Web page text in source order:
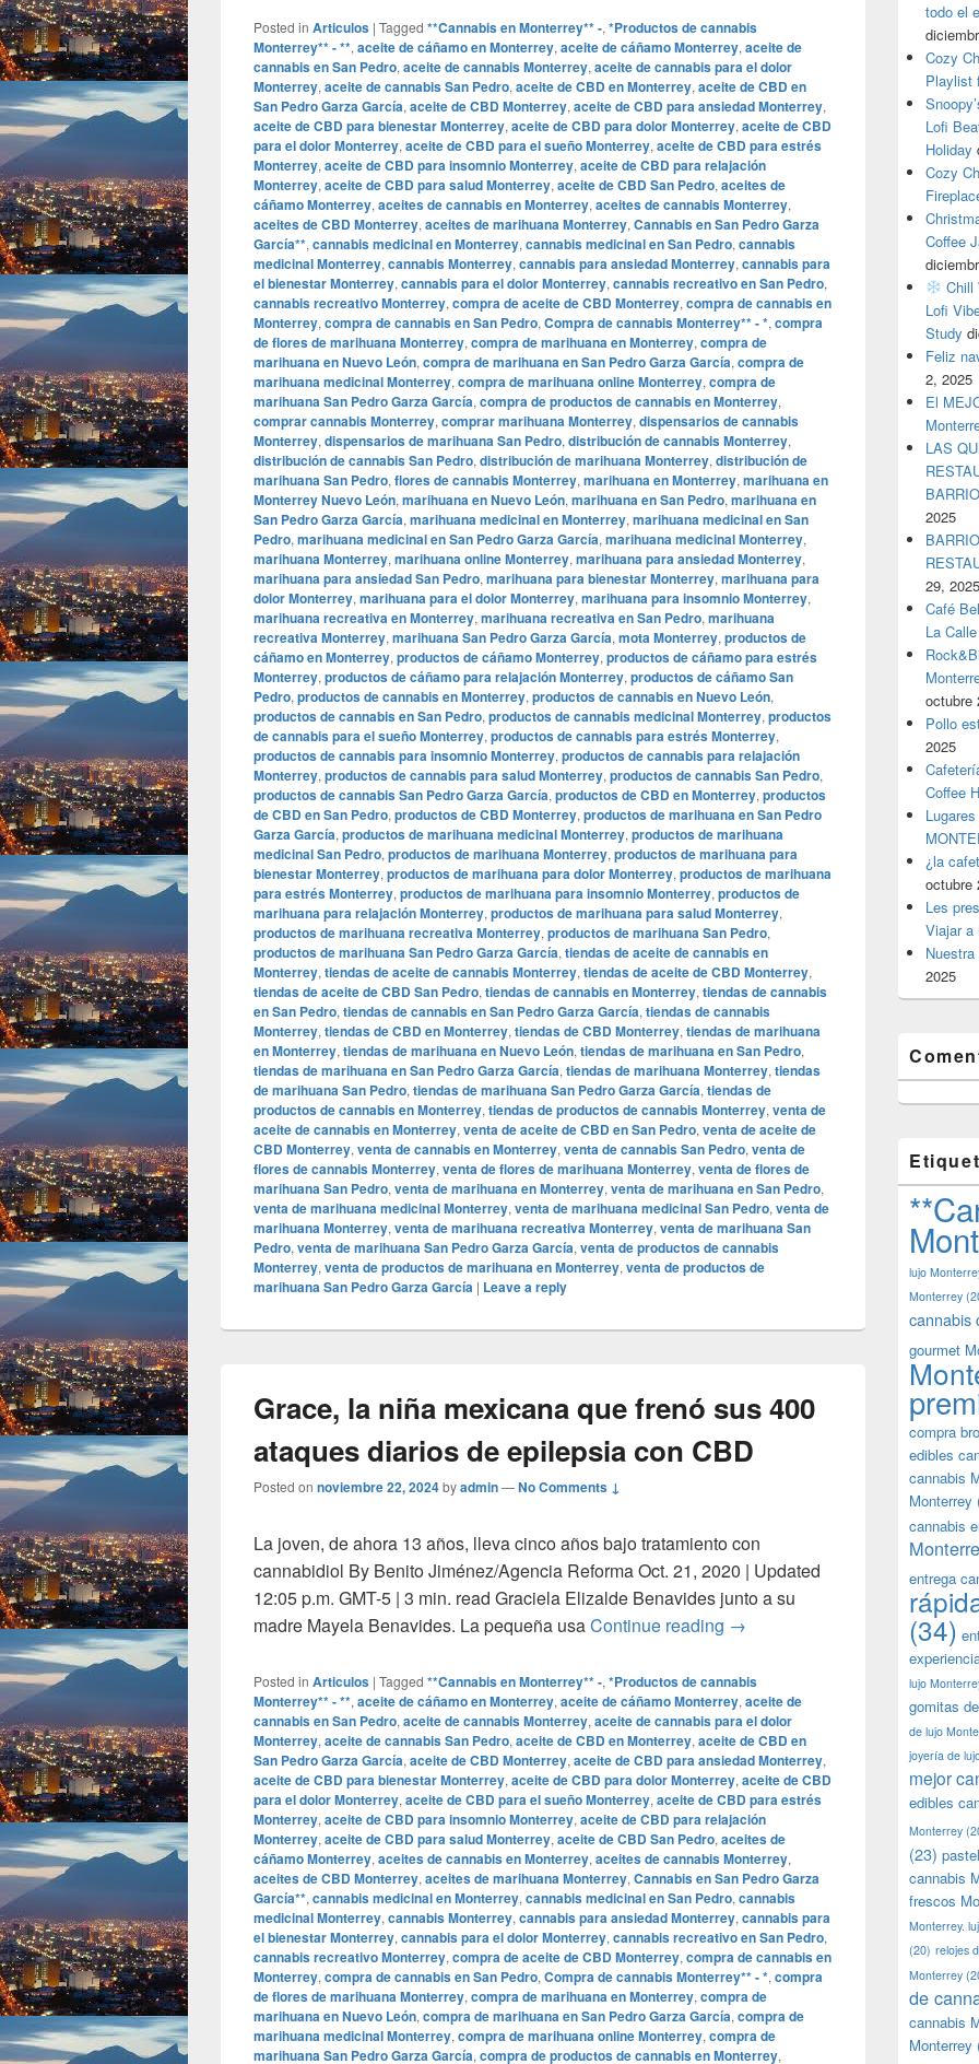
Posted in Articulos | Tagged **Cannabis en Monterrey** -, *Productos de cannabis
Monterrey** - **, aceite de cáñamo en Monterrey, aceite de cáñamo Monterrey, aceite de
cannabis en San Pedro, aceite de cannabis Monterrey, aceite de cannabis para el dolor
Monterrey, aceite de cannabis San Pedro, aceite de CBD en Monterrey, aceite de CBD en
San Pedro Garza García, aceite de CBD Monterrey, aceite de CBD para ansiedad Monterrey,
aceite de CBD para bienestar Monterrey, aceite de CBD para dolor Monterrey, aceite de CBD
para el dolor Monterrey, aceite de CBD para el sueño Monterrey, aceite de CBD para estrés
Monterrey, aceite de CBD para insomnio Monterrey, aceite de CBD para relajación
Monterrey, aceite de CBD para salud Monterrey, aceite de CBD San Pedro, aceites de
cáñamo Monterrey, aceites de cannabis en Monterrey, aceites de cannabis Monterrey,
aceites de CBD Monterrey, aceites de marihuana Monterrey, Cannabis en San Pedro Garza
García**, cannabis medicinal en Monterrey, cannabis medicinal en San Pedro, cannabis
medicinal Monterrey, cannabis Monterrey, cannabis para ansiedad Monterrey, cannabis para
el bienestar Monterrey, cannabis para el dolor Monterrey, cannabis recreativo en San Pedro,
cannabis recreativo Monterrey, compra de aceite de CBD Monterrey, compra de cannabis en
Monterrey, compra de cannabis en San Pedro, Compra de cannabis Monterrey** - *, compra
de flores de marihuana Monterrey, compra de marihuana en Monterrey, compra de
marihuana en Nuevo León, compra de marihuana en San Pedro Garza García, compra de
marihuana medicinal Monterrey, compra de marihuana online Monterrey, compra de
marihuana San Pedro Garza García, compra de productos de cannabis en Monterrey,
comprar cannabis Monterrey, comprar marihuana Monterrey, dispensarios de cannabis
Monterrey, dispensarios de marihuana San Pedro, distribución de cannabis Monterrey,
distribución de cannabis San Pedro, distribución de marihuana Monterrey, distribución de
marihuana San Pedro, flores de cannabis Monterrey, marihuana en Monterrey, marihuana en
Monterrey Nuevo León, marihuana en Nuevo León, marihuana en San Pedro, marihuana en
San Pedro Garza García, marihuana medicinal en Monterrey, marihuana medicinal en San
Pedro, marihuana medicinal en San Pedro Garza García, marihuana medicinal Monterrey,
marihuana Monterrey, marihuana online Monterrey, marihuana para ansiedad Monterrey,
marihuana para ansiedad San Pedro, marihuana para bienestar Monterrey, marihuana para
dolor Monterrey, marihuana para el dolor Monterrey, marihuana para insomnio Monterrey,
marihuana recreativa en Monterrey, marihuana recreativa en San Pedro, marihuana
recreativa Monterrey, marihuana San Pedro Garza García, mota Monterrey, productos de
cáñamo en Monterrey, productos de cáñamo Monterrey, productos de cáñamo para estrés
Monterrey, productos de cáñamo para relajación Monterrey, productos de cáñamo San
Pedro, productos de cannabis en Monterrey, productos de cannabis en Nuevo León,
productos de cannabis en San Pedro, productos de cannabis medicinal Monterrey, productos
de cannabis para el sueño Monterrey, productos de cannabis para estrés Monterrey,
productos de cannabis para insomnio Monterrey, productos de cannabis para relajación
Monterrey, productos de cannabis para salud Monterrey, productos de cannabis San Pedro,
productos de cannabis San Pedro Garza García, productos de CBD en Monterrey, productos
de CBD en San Pedro, productos de CBD Monterrey, productos de marihuana en San Pedro
Garza García, productos de marihuana medicinal Monterrey, productos de marihuana
medicinal San Pedro, productos de marihuana Monterrey, productos de marihuana para
bienestar Monterrey, productos de marihuana para dolor Monterrey, productos de marihuana
para estrés Monterrey, productos de marihuana para insomnio Monterrey, productos de
marihuana para relajación Monterrey, productos de marihuana para salud Monterrey,
productos de marihuana recreativa Monterrey, productos de marihuana San Pedro,
productos de marihuana San Pedro Garza García, tiendas de aceite de cannabis en
Monterrey, tiendas de aceite de cannabis Monterrey, tiendas de aceite de CBD Monterrey,
tiendas de aceite de CBD San Pedro, tiendas de cannabis en Monterrey, tiendas de cannabis
en San Pedro, tiendas de cannabis en San Pedro Garza García, tiendas de cannabis
Monterrey, tiendas de CBD en Monterrey, tiendas de CBD Monterrey, tiendas de marihuana
en Monterrey, tiendas de marihuana en Nuevo León, tiendas de marihuana en San Pedro,
tiendas de marihuana en San Pedro Garza García, tiendas de marihuana Monterrey, tiendas
de marihuana San Pedro, tiendas de marihuana San Pedro Garza García, tiendas de
productos de cannabis en Monterrey, tiendas de productos de cannabis Monterrey, venta de
aceite de cannabis en Monterrey, venta de aceite de CBD en San Pedro, venta de aceite de
CBD Monterrey, venta de cannabis en Monterrey, venta de cannabis San Pedro, venta de
flores de cannabis Monterrey, venta de flores de marihuana Monterrey, venta de flores de
marihuana San Pedro, venta de marihuana en Monterrey, venta de marihuana en San Pedro,
venta de marihuana medicinal Monterrey, venta de marihuana medicinal San Pedro, venta de
marihuana Monterrey, venta de marihuana recreativa Monterrey, venta de marihuana San
Pedro, venta de marihuana San Pedro Garza García, venta de productos de cannabis
Monterrey, venta de productos de marihuana en Monterrey, venta de productos de
marihuana San Pedro Garza García | Leave a reply
Grace, la niña mexicana que frenó sus 400
ataques diarios de epilepsia con CBD
Posted on noviembre 22, 2024byadmin—No Comments ↓
La joven, de ahora 13 años, lleva cinco años bajo tratamiento con
cannabidiol By Benito Jiménez/Agencia Reforma Oct. 21, 2020 | Updated
12:05 p.m. GMT-5 | 3 min. read Graciela Elizalde Benavides junto a su
madre Mayela Benavides. La pequeña usaContinue reading Grace, la niña mexicana que
→
Posted in Articulos | Tagged **Cannabis en Monterrey** -, *Productos de cannabis
Monterrey** - **, aceite de cáñamo en Monterrey, aceite de cáñamo Monterrey, aceite de
cannabis en San Pedro, aceite de cannabis Monterrey, aceite de cannabis para el dolor
Monterrey, aceite de cannabis San Pedro, aceite de CBD en Monterrey, aceite de CBD en
San Pedro Garza García, aceite de CBD Monterrey, aceite de CBD para ansiedad Monterrey,
aceite de CBD para bienestar Monterrey, aceite de CBD para dolor Monterrey, aceite de CBD
para el dolor Monterrey, aceite de CBD para el sueño Monterrey, aceite de CBD para estrés
Monterrey, aceite de CBD para insomnio Monterrey, aceite de CBD para relajación
Monterrey, aceite de CBD para salud Monterrey, aceite de CBD San Pedro, aceites de
cáñamo Monterrey, aceites de cannabis en Monterrey, aceites de cannabis Monterrey,
aceites de CBD Monterrey, aceites de marihuana Monterrey, Cannabis en San Pedro Garza
García**, cannabis medicinal en Monterrey, cannabis medicinal en San Pedro, cannabis
medicinal Monterrey, cannabis Monterrey, cannabis para ansiedad Monterrey, cannabis para
el bienestar Monterrey, cannabis para el dolor Monterrey, cannabis recreativo en San Pedro,
cannabis recreativo Monterrey, compra de aceite de CBD Monterrey, compra de cannabis en
Monterrey, compra de cannabis en San Pedro, Compra de cannabis Monterrey** - *, compra
de flores de marihuana Monterrey, compra de marihuana en Monterrey, compra de
marihuana en Nuevo León, compra de marihuana en San Pedro Garza García, compra de
marihuana medicinal Monterrey, compra de marihuana online Monterrey, compra de
marihuana San Pedro Garza García, compra de productos de cannabis en Monterrey,
todo el
Cozy
Playlist
Lofi
Holiday
Cozy
Coffee
Chill
Lofi
Study
Feliz
2, 2025
El
LAS
2025
29, 2025
Café
La Calle
octubre
Pollo
2025
Coffee
¿la
octubre
Les
Viajar a
2025
lujo
Monterrey
cannabis
gourmet
compra
edibles
cannabis
Monterrey
cannabis
entrega
(34)
lujo
gomitas
de lujo
joyería de
mejor
edibles
Monterrey
(23)
cannabis
frescos
Monterrey.
(20) relojes
Monterrey
de
cannabis
Monterrey